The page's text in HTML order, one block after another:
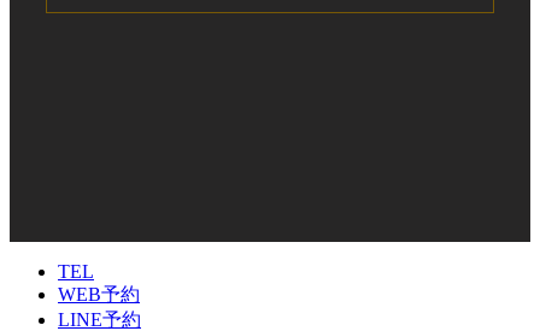
TEL
WEB予約
LINE予約